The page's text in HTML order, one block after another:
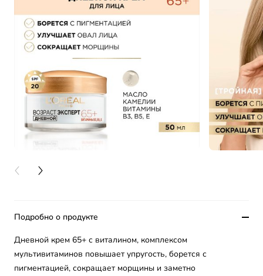
PREVIOUS CARD
NEXT CARD
Подробно о продукте
Дневной крем 65+ с виталином, комплексом
мультивитаминов повышает упругость, борется с
пигментацией, сокращает морщины и заметно